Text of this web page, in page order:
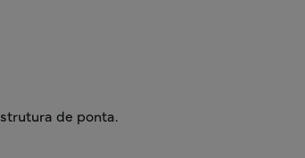
de ponta.